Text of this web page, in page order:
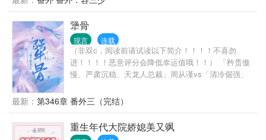
的狗子。 磨好刀，囤好粮，挨个收拾渣男贱女们，有
仇报仇有恩报恩。 当天灾来临，她右手握刀左手撸
狗，在文明丧失道德沦陷的末世中乘风破浪！
犟骨
现言 连载
（非双c，阅读前请试读以下简介！！！！不喜勿
进！！！！恶意评分会降低幸运值哦！！） 「矜贵傲
慢、严肃沉稳、天龙人总裁」周从谨vs「清冷倔强、
清楚，如周从谨这种人，是普通阶级无法奢望的存
在。 多少下位者试图向上攀升，又有多少上位者愿意
屈高就下？ 长久的俯视终究会滋生傲慢，天生的上位
从来罔顾脚下众生。 她原以为周从谨是特别的。他矜
最新： 第346章 番外三（完结）
重生年代大院娇媳美又飒